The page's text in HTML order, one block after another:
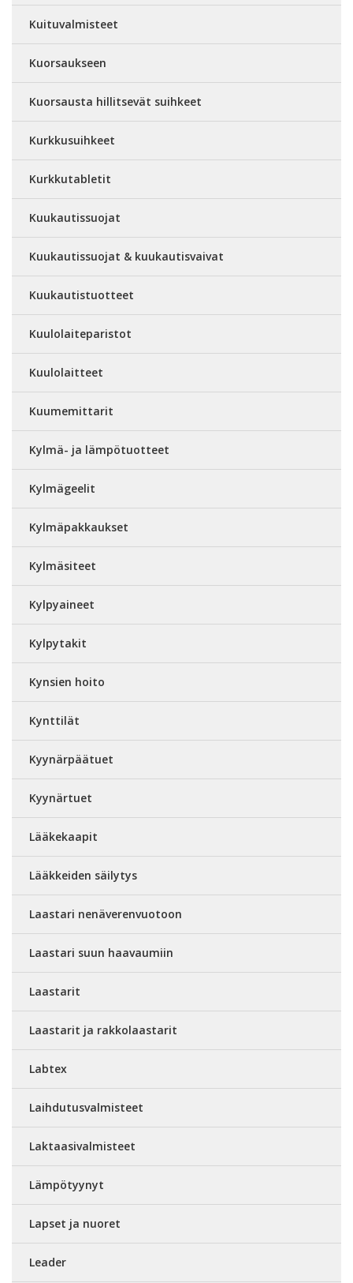
Kuituvalmisteet
Kuorsaukseen
Kuorsausta hillitsevät suihkeet
Kurkkusuihkeet
Kurkkutabletit
Kuukautissuojat
Kuukautissuojat & kuukautisvaivat
Kuukautistuotteet
Kuulolaiteparistot
Kuulolaitteet
Kuumemittarit
Kylmä- ja lämpötuotteet
Kylmägeelit
Kylmäpakkaukset
Kylmäsiteet
Kylpyaineet
Kylpytakit
Kynsien hoito
Kynttilät
Kyynärpäätuet
Kyynärtuet
Lääkekaapit
Lääkkeiden säilytys
Laastari nenäverenvuotoon
Laastari suun haavaumiin
Laastarit
Laastarit ja rakkolaastarit
Labtex
Laihdutusvalmisteet
Laktaasivalmisteet
Lämpötyynyt
Lapset ja nuoret
Leader